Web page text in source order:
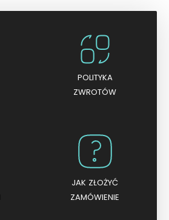
n
a
5
POLITYKA
ZWROTÓW
JAK ZŁOŻYĆ
ZAMÓWIENIE